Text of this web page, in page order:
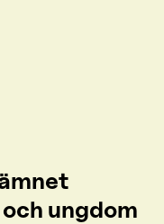
ungdom